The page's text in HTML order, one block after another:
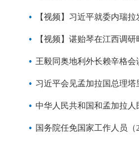
【视频】习近平就委内瑞
【视频】谌贻琴在江西调
王毅同奥地利外长赖辛格会
习近平会见孟加拉国总理塔
中华人民共和国和孟加拉人
国务院任免国家工作人员（